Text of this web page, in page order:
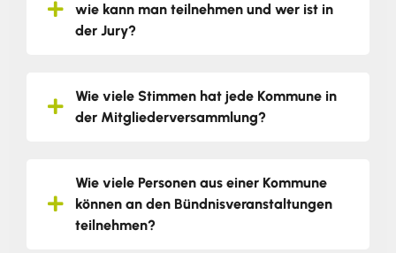
wie kann man teilnehmen und wer ist in
der Jury?
Wie viele Stimmen hat jede Kommune in
der Mitgliederversammlung?
Wie viele Personen aus einer Kommune
können an den Bündnisveranstaltungen
teilnehmen?